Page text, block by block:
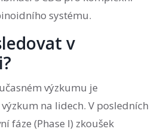
systému.
v
výzkumu je
na lidech. V posledních
fáze (Phase I) zkoušek